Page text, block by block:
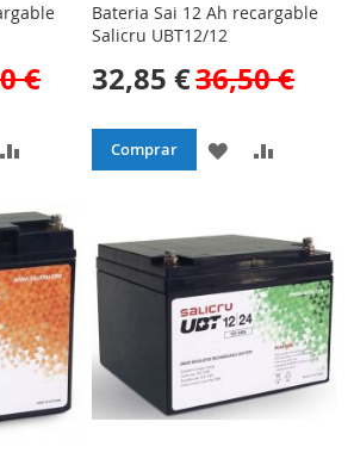
€
COMPARAR
Bateria Sai 12 Ah recargable
Salicru UBT12/12
32,85 €36,50 €
Comprar
AÑADIR
LA
LISTA
DE
DESEOS